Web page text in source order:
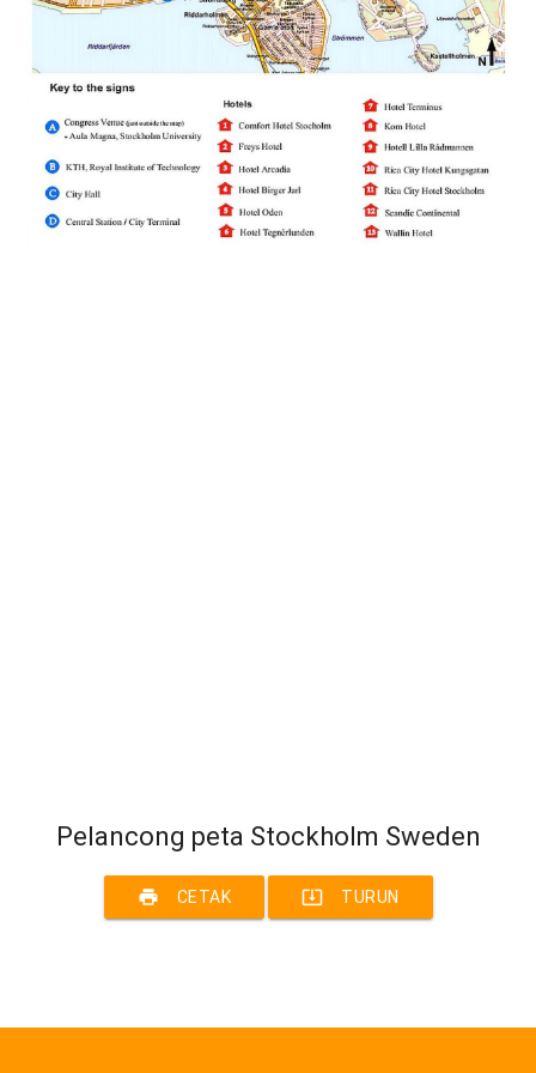
Pelancong peta Stockholm Sweden
print CETAK system_update_alt TURUN